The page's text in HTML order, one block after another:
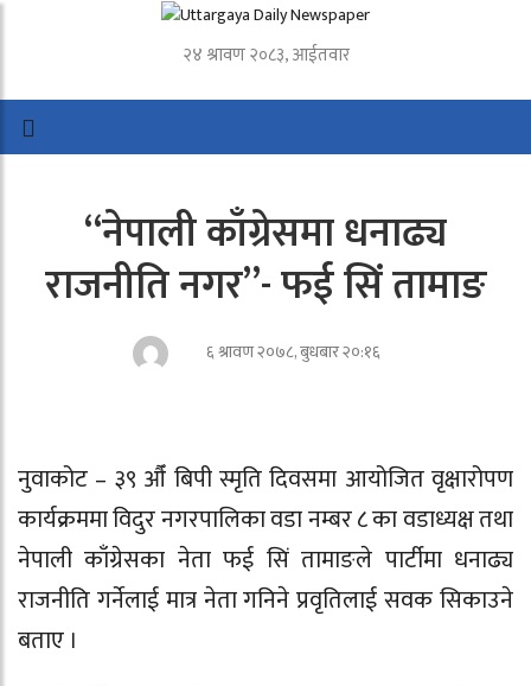
२४ श्रावण २०८३, आईतवार
“नेपाली काँग्रेसमा धनाढ्य
राजनीति नगर”- फई सिं तामाङ
६ श्रावण २०७८, बुधबार २०:१६
नुवाकोट – ३९ औँ बिपी स्मृति दिवसमा आयोजित वृक्षारोपण
कार्यक्रममा विदुर नगरपालिका वडा नम्बर ८ का वडाध्यक्ष तथा
नेपाली काँग्रेसका नेता फई सिं तामाङले पार्टीमा धनाढ्य
राजनीति गर्नेलाई मात्र नेता गनिने प्रवृतिलाई सवक सिकाउने
बताए ।